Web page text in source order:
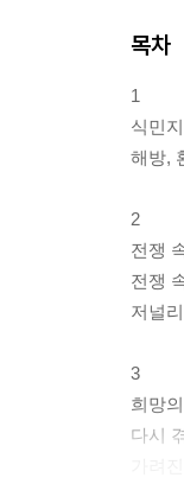
목차
1
식민
해방,
2
전쟁
전쟁
저널
3
희망
다시